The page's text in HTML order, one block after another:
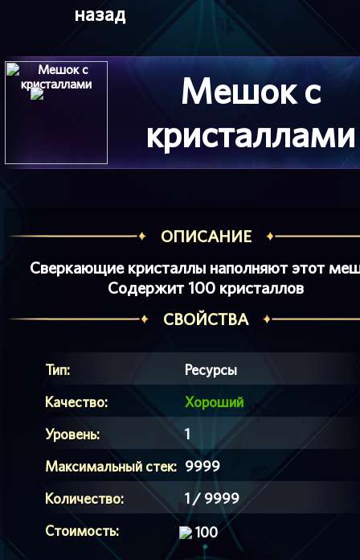
назад
Мешок с
кристаллами
ОПИСАНИЕ
Сверкающие кристаллы наполняют этот
Содержит 100 кристаллов
СВОЙСТВА
Тип:
Ресурсы
Качество:
Хороший
Уровень:
1
Максимальный стек: 9999
Количество:
1 / 9999
Стоимость:
100